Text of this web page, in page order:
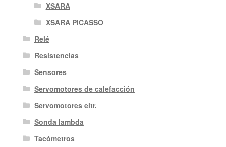
XSARA
XSARA PICASSO
Relé
Resistencias
Sensores
Servomotores de calefacción
Servomotores eltr.
Sonda lambda
Tacómetros